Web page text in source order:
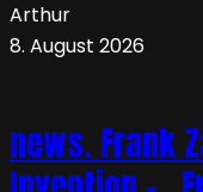
Arthur
8. August 2026
news. Frank